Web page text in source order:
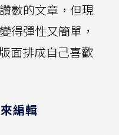
數的文章，但現
得彈性又簡單，
面排成自己喜歡
來編輯